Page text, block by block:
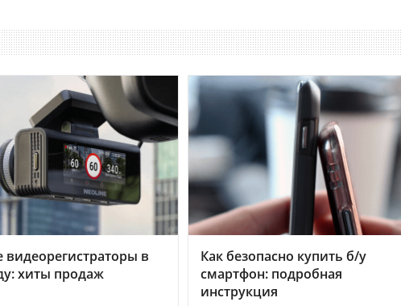
в
хиты продаж
Как безопасно купить б/у
смартфон: подробная
инструкция